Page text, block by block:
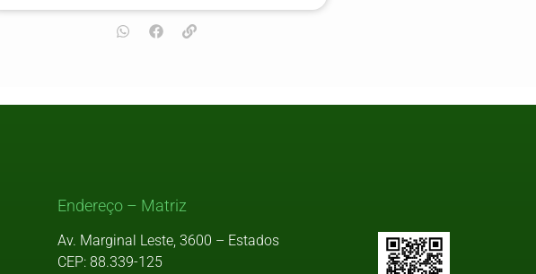
Endereço – Matriz
Av. Marginal Leste, 3600 – Estados
CEP: 88.339-125